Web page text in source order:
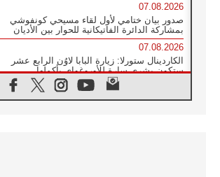
07.08.2026
صدور بيان ختامي لأول لقاء مسيحي كونفوشي
بمشاركة الدائرة الفاتيكانية للحوار بين الأديان
07.08.2026
الكاردينال ستورلا: زيارة البابا لاوُن الرابع عشر
ستكون بشرى سارة للأوروغواي بأكملها
الفاتيكان يعلن برنامج الزيارة الرسولية للبابا لاوُن